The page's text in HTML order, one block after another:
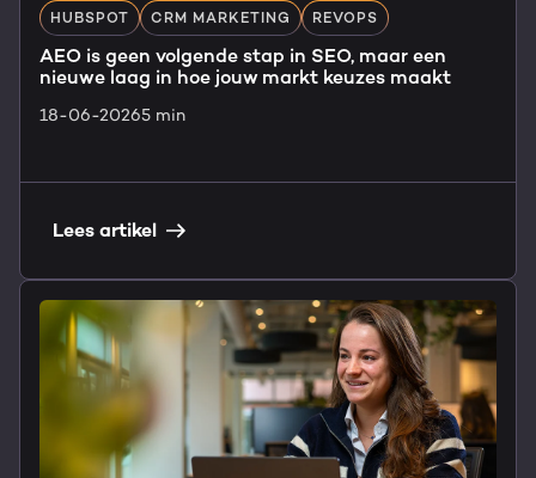
HUBSPOT CRM MARKETING REVOPS
AEO is geen volgende stap in SEO, maar een
nieuwe laag in hoe jouw markt keuzes maakt
18-06-20265 min
Lees artikel